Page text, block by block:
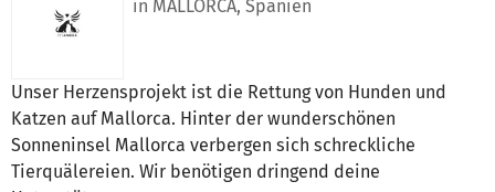
in MALLORCA, Spanien
Unser Herzensprojekt ist die Rettung von Hunden und
Katzen auf Mallorca. Hinter der wunderschönen
Sonneninsel Mallorca verbergen sich schreckliche
Tierquälereien. Wir benötigen dringend deine